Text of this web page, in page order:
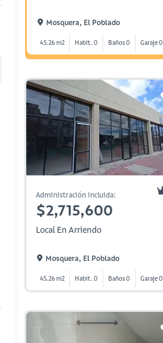
Mosquera, El Poblado
45.26 m2 Habit. 0 Baños 0 Garaje 0
Administración incluida:
$2,715,600
Local En Arriendo
Mosquera, El Poblado
45.26 m2 Habit. 0 Baños 0 Garaje 0